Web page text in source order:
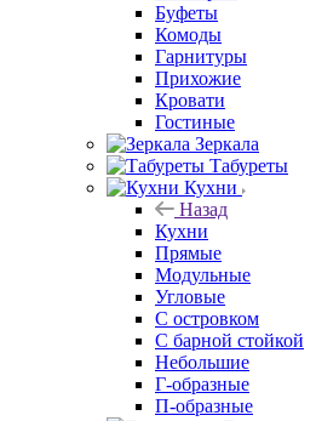
Буфеты
Комоды
Гарнитуры
Прихожие
Кровати
Гостиные
Зеркала
Табуреты
Кухни
Назад
Кухни
Прямые
Модульные
Угловые
С островком
С барной стойкой
Небольшие
Г-образные
П-образные